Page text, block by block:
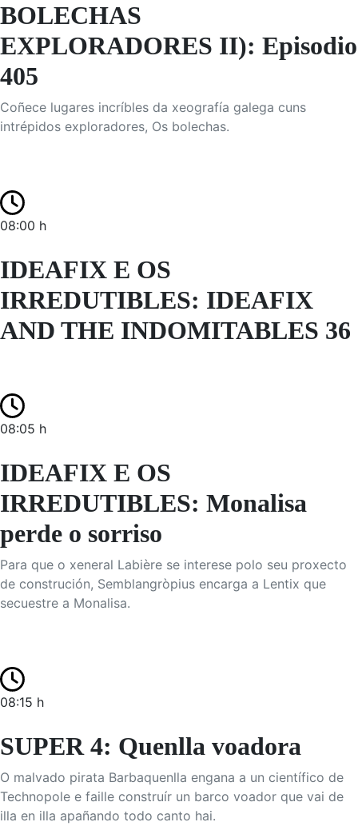
BOLECHAS
EXPLORADORES II): Episodio
405
Coñece lugares incríbles da xeografía galega cuns
intrépidos exploradores, Os bolechas.
08:00 h
IDEAFIX E OS
IRREDUTIBLES: IDEAFIX
AND THE INDOMITABLES 36
08:05 h
IDEAFIX E OS
IRREDUTIBLES: Monalisa
perde o sorriso
Para que o xeneral Labière se interese polo seu proxecto
de construción, Semblangròpius encarga a Lentix que
secuestre a Monalisa.
08:15 h
SUPER 4: Quenlla voadora
O malvado pirata Barbaquenlla engana a un científico de
Technopole e faille construír un barco voador que vai de
illa en illa apañando todo canto hai.